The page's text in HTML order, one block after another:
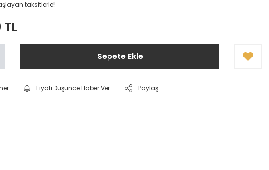
taksitlerle!!
TL
Sepete Ekle
Fiyatı Düşünce Haber Ver Paylaş